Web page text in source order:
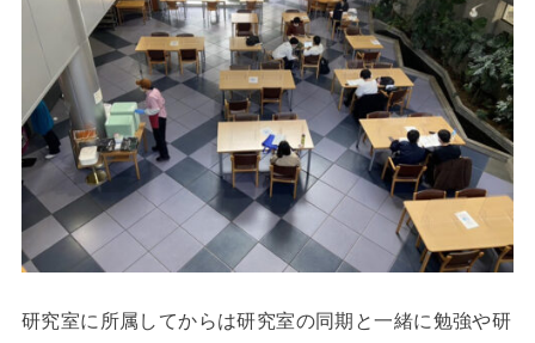
研究室に所属してからは研究室の同期と一緒に勉強や研